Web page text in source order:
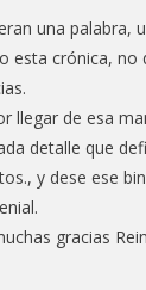
una palabra,
esta crónica, no
llegar de esa
detalle que
y dese ese
gracias